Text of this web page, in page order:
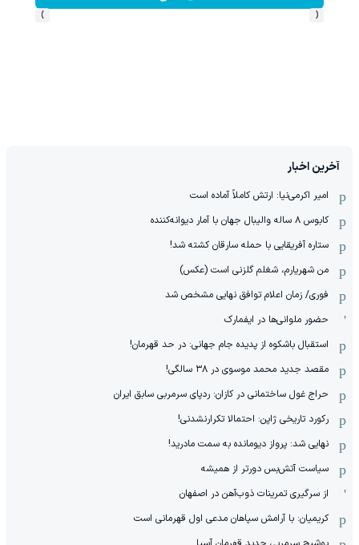
‹
›
آخرین اخبار
امیر اکرمی‌نیا: ارتش کاملاً آماده است
کابوس ۸ ساله والیبال جهان با آمار دیوانه‌کننده
ستاره آفریقایی با حمله سارقان کشته شد!
من شهریارم، شغلم گلزنی است (عکس)
فوری/ زمان اعلام توافق نهایی مشخص شد
حضور ملوانی‌ها در ایفمارک
استقبال باشکوه از پدیده جام جهانی: در حد قهرمان!
مقصد جدید محمد موسوی در ٣٨ سالگی!
حراج غول ساختمانی در کازان: ردپای سرمربی سابق ایران
رکورد تاریخی ژاپن: احتمالا تکرارنشدنی!
نهایی شد: پرواز دیومانده به سمت مادرید!
سیاست آتش‌بس دورتر از همیشه
از سرگیری تمرینات ذوب‌آهن در اصفهان
کریمیان: با آرامش سپاهان مدعی اول قهرمانی است